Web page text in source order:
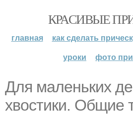
КРАСИВЫЕ
главная как сделать
уроки
фото
Для маленьких
хвостики. Общие